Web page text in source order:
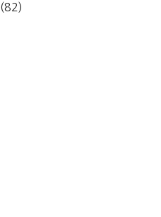
(82)